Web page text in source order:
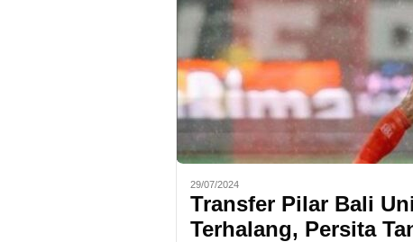
29/07/2024
Transfer Pilar Bali
Terhalang, Persita